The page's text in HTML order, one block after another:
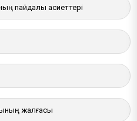
пайдалы қасиеттері
жалғасы